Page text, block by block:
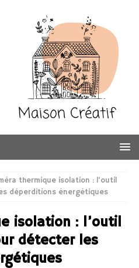
thermique isolation : l’outil
déperditions énergétiques
isolation : l’outil
détecter les